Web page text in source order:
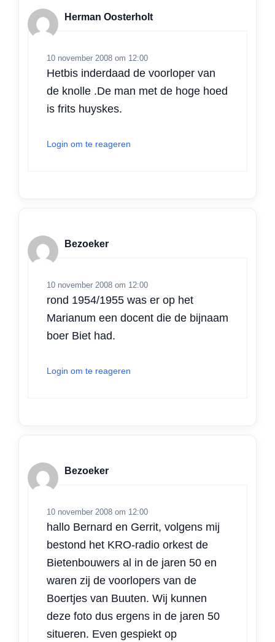
Herman Oosterholt
10 november 2008 om 12:00
Hetbis inderdaad de voorloper van
de knolle .De man met de hoge hoed
is frits huyskes.
Login om te reageren
Bezoeker
10 november 2008 om 12:00
rond 1954/1955 was er op het
Marianum een docent die de bijnaam
boer Biet had.
Login om te reageren
Bezoeker
10 november 2008 om 12:00
hallo Bernard en Gerrit, volgens mij
bestond het KRO-radio orkest de
Bietenbouwers al in de jaren 50 en
waren zij de voorlopers van de
Boertjes van Buuten. Wij kunnen
deze foto dus ergens in de jaren 50
situeren. Even gespiekt op